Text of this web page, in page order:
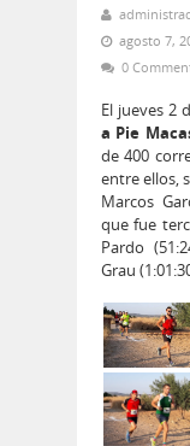
agosto 7,
0
El jueves 2
a Pie
de 400
entre ellos,
Marcos
que fue
Pardo
Grau